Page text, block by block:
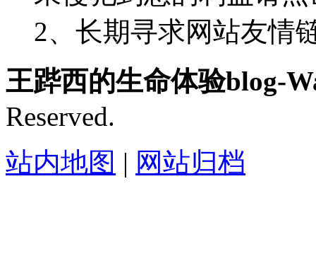
2、长期寻求网站友情
王跸西的生命体验blog-
Reserved.
站内地图 | 网站归档